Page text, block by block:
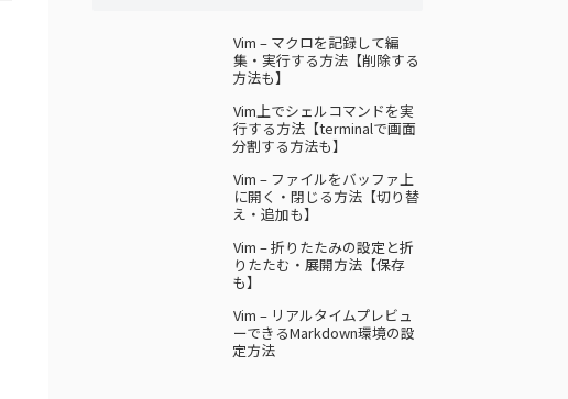
Vim – マクロを記録して編
集・実行する方法【削除する
方法も】
Vim上でシェルコマンドを実
行する方法【terminalで画面
分割する方法も】
Vim – ファイルをバッファ上
に開く・閉じる方法【切り替
え・追加も】
Vim – 折りたたみの設定と折
りたたむ・展開方法【保存
も】
Vim – リアルタイムプレビュ
ーできるMarkdown環境の設
定方法